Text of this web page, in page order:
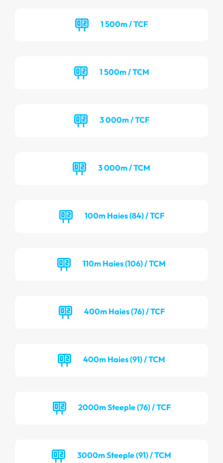
1 500m / TCF
1 500m / TCM
3 000m / TCF
3 000m / TCM
100m Haies (84) / TCF
110m Haies (106) / TCM
400m Haies (76) / TCF
400m Haies (91) / TCM
2000m Steeple (76) / TCF
3000m Steeple (91) / TCM